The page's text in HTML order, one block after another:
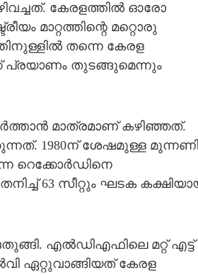
കേരളത്തില്‍ ഓരോ
മാറ്റത്തിന്റെ മറ്റൊരു
തന്നെ കേരള
പ്രയാണം തുടങ്ങുമെന്നും
മാത്രമാണ് കഴിഞ്ഞത്.
1980ന് ശേഷമുള്ള മുന്നണി
റെക്കോര്‍ഡിനെ
63 സീറ്റും ഘടക
എല്‍ഡിഎഫിലെ മറ്റ് എട്ട്
ഏറ്റുവാങ്ങിയത് കേരള